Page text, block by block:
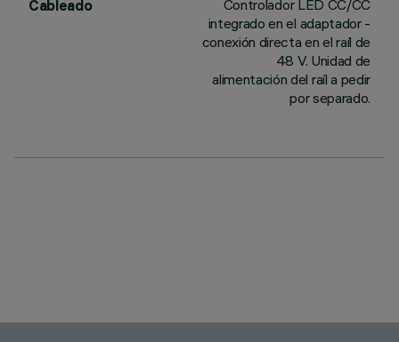
Cableado
Controlador LED CC/CC
integrado en el adaptador -
conexión directa en el raíl de
48 V. Unidad de
alimentación del raíl a pedir
por separado.